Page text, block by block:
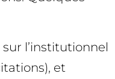
l’institutionnel
et